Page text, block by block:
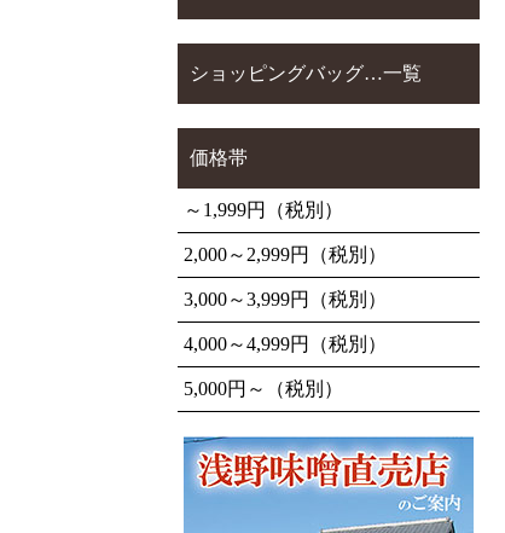
ショッピングバッグ…一覧
価格帯
～1,999円（税別）
2,000～2,999円（税別）
3,000～3,999円（税別）
4,000～4,999円（税別）
5,000円～（税別）